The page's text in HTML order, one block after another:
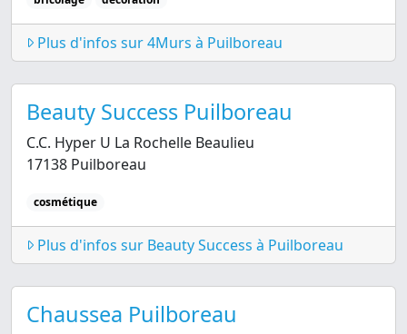
Plus d'infos sur 4Murs à Puilboreau
Beauty Success Puilboreau
C.C. Hyper U La Rochelle Beaulieu
17138 Puilboreau
cosmétique
Plus d'infos sur Beauty Success à Puilboreau
Chaussea Puilboreau